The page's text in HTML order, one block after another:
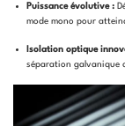
Puissance évolutive :
mode mono pour
Isolation optique
séparation galvanique